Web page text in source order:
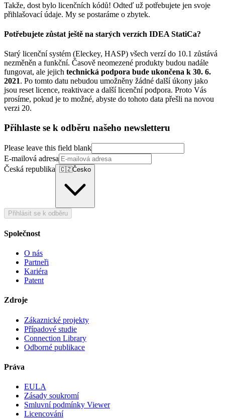
Takže, dost bylo licenčních kódů! Odteď už potřebujete jen svoje
přihlašovací údaje. My se postaráme o zbytek.
Potřebujete zůstat ještě na starých verzích IDEA StatiCa?
Starý licenční systém (Eleckey, HASP) všech verzí do 10.1 zůstává
nezměněn a funkční. Časově neomezené produkty budou nadále
fungovat, ale jejich technická podpora bude ukončena k 30. 6.
2021. Po tomto datu nebudou umožněny žádné další úkony jako
jsou reset licence, reaktivace a další licenční podpora. Proto Vás
prosíme, pokud je to možné, abyste do tohoto data přešli na novou
verzi 20.
Přihlaste se k odběru našeho newsletteru
Please leave this field blank
E-mailová adresa
Česká republika 🇨🇿Česko
Přihlásit se k odběru
Společnost
O nás
Partneři
Kariéra
Patent
Zdroje
Zákaznické projekty
Případové studie
Connection Library
Odborné publikace
Práva
EULA
Zásady soukromí
Smluvní podmínky Viewer
Licencování